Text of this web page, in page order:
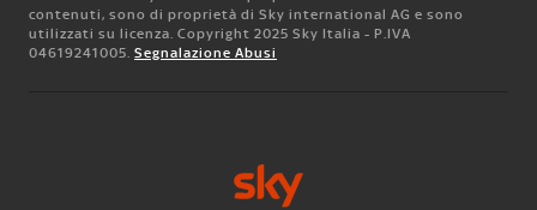
contenuti, sono di proprietà di Sky international AG e sono
utilizzati su licenza. Copyright 2025 Sky Italia - P.IVA
04619241005. Segnalazione Abusi